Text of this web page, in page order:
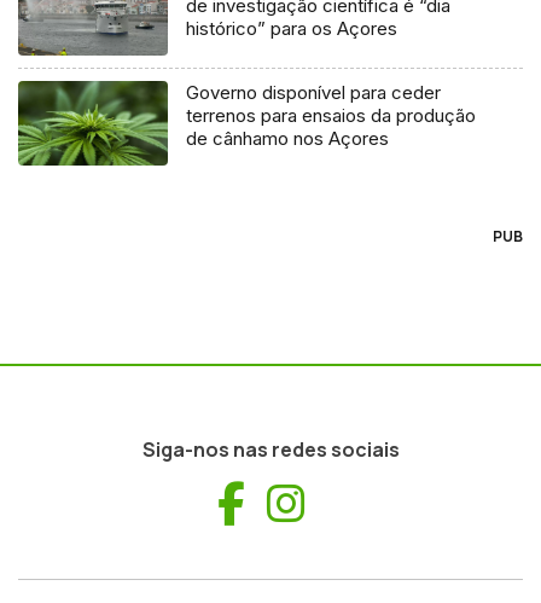
de investigação científica é “dia
histórico” para os Açores
Governo disponível para ceder
terrenos para ensaios da produção
de cânhamo nos Açores
PUB
Siga-nos nas redes sociais
Facebook